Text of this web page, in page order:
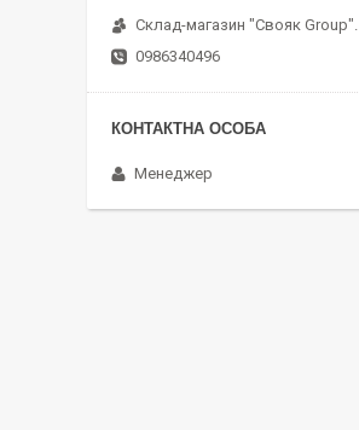
Склад-магазин "Свояк Group".
0986340496
Менеджер